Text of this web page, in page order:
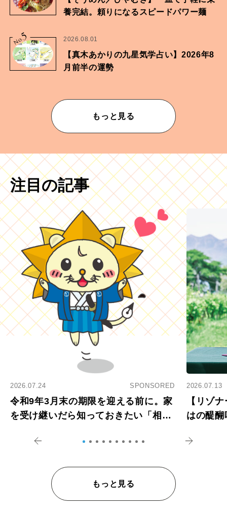
養完結。頼りになるスピードパワー麺
No.
5 2026.08.01
【真木あかりの九星気学占い】2026年8
月前半の運勢
もっと見る
注目の記事
2026.07.24 SPONSORED
令和9年3月末の期限を迎える前に。家
を受け継いだら知っておきたい「相続
2026.07.13
【リゾ
はの醍
もっと見る